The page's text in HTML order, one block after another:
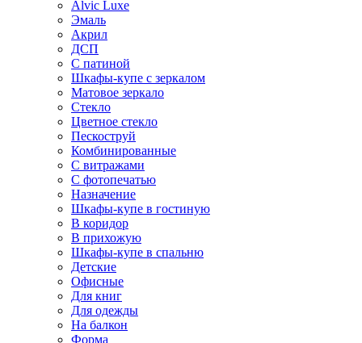
Alvic Luxe
Эмаль
Акрил
ДСП
С патиной
Шкафы-купе с зеркалом
Матовое зеркало
Стекло
Цветное стекло
Пескоструй
Комбинированные
С витражами
С фотопечатью
Назначение
Шкафы-купе в гостиную
В коридор
В прихожую
Шкафы-купе в спальню
Детские
Офисные
Для книг
Для одежды
На балкон
Форма